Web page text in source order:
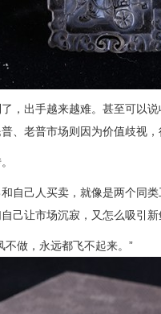
，出手越来越难。甚至可以
、老普市场则因为价值歧视，
自己人买卖，就像是两个同
己让市场沉寂，又怎么吸引
不做，永远都飞不起来。”